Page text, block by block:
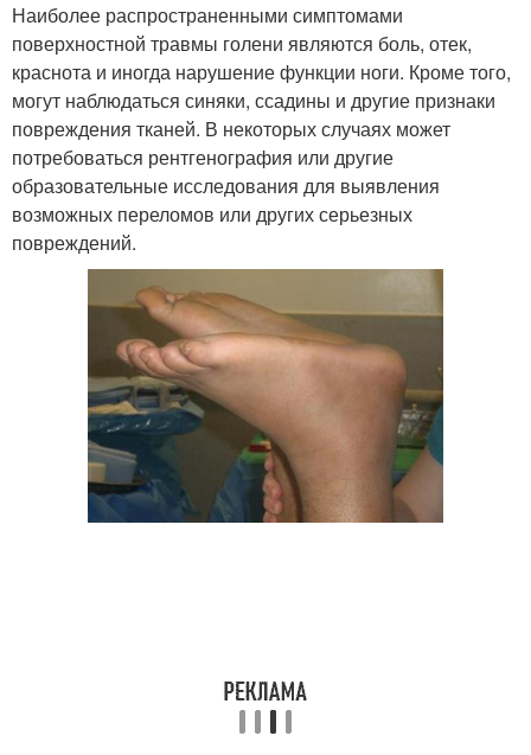
Наиболее распространенными симптомами
поверхностной травмы голени являются боль, отек,
краснота и иногда нарушение функции ноги. Кроме того,
могут наблюдаться синяки, ссадины и другие признаки
повреждения тканей. В некоторых случаях может
потребоваться рентгенография или другие
образовательные исследования для выявления
возможных переломов или других серьезных
повреждений.